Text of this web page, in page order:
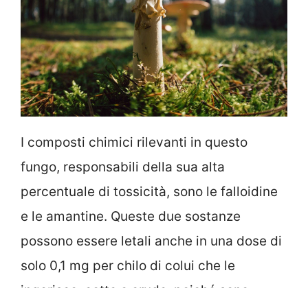
I composti chimici rilevanti in questo
fungo, responsabili della sua alta
percentuale di tossicità, sono le falloidine
e le amantine. Queste due sostanze
possono essere letali anche in una dose di
solo 0,1 mg per chilo di colui che le